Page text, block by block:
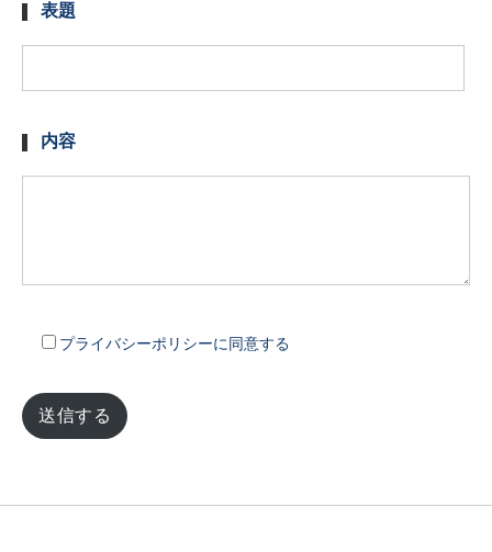
表題
内容
プライバシーポリシーに同意する